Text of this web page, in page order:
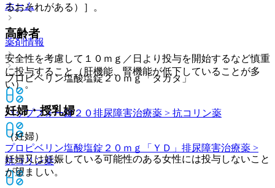
ホーム
薬剤情報
プロピベリン塩酸塩錠２０ｍｇ「タカタ」
バップフォー錠２０排尿障害治療薬 > 抗コリン薬
プロピベリン塩酸塩錠２０ｍｇ「ＹＤ」 排尿障害治療薬 >
抗コリン薬
るおそれがある）］。
高齢者
安全性を考慮して１０ｍｇ／日より投与を開始するなど慎重
に投与すること（肝機能、腎機能が低下していることが多
い）。
妊婦・授乳婦
（妊婦）
妊婦又は妊娠している可能性のある女性には投与しないこと
が望ましい。